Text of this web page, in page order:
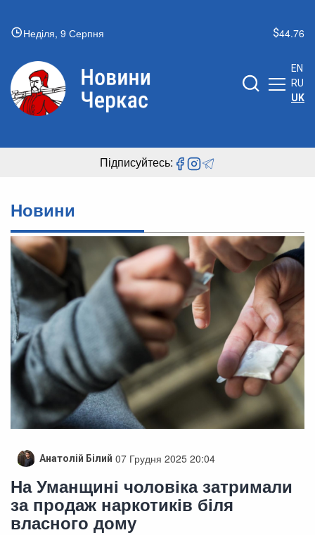
Неділя, 9 Серпня 44.76
EN
RU
UK
Підписуйтесь:
Новини
Анатолій Білий 07 Грудня 2025 20:04
На Уманщині чоловіка затримали
за продаж наркотиків біля
власного дому